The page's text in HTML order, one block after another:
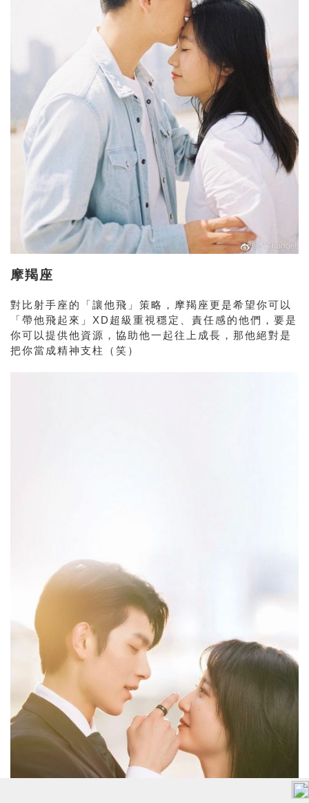
摩羯座
對比射手座的「讓他飛」策略，摩羯座更是希望你可以
「帶他飛起來」XD超級重視穩定、責任感的他們，要是
你可以提供他資源，協助他一起往上成長，那他絕對是
把你當成精神支柱（笑）